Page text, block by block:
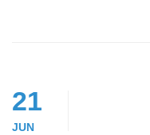
21
JUN